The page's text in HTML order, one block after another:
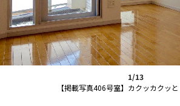
1/13
【掲載写真406号室】カクッカクッ